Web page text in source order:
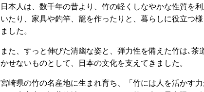
日本人は、数千年の昔より、竹の軽くしなやかな性質を
いたり、家具や釣竿、籠を作ったりと、暮らしに役立つ
ました。
また、すっと伸びた清幽な姿と、弾力性を備えた竹は､茶
かせないものとして、日本の文化を支えてきました。
宮崎県の竹の名産地に生まれ育ち、「竹には人を活かす